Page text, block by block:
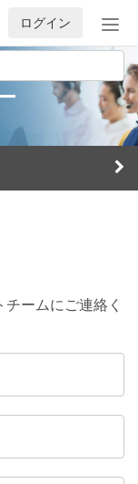
ナ
ビ
ー
シ
ョ
の
開
ログイン
ームにご連絡く